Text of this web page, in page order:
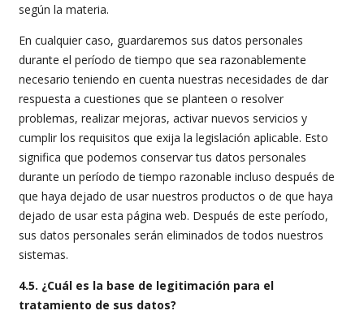
según la materia.
En cualquier caso, guardaremos sus datos personales
durante el período de tiempo que sea razonablemente
necesario teniendo en cuenta nuestras necesidades de dar
respuesta a cuestiones que se planteen o resolver
problemas, realizar mejoras, activar nuevos servicios y
cumplir los requisitos que exija la legislación aplicable. Esto
significa que podemos conservar tus datos personales
durante un período de tiempo razonable incluso después de
que haya dejado de usar nuestros productos o de que haya
dejado de usar esta página web. Después de este período,
sus datos personales serán eliminados de todos nuestros
sistemas.
4.5. ¿Cuál es la base de legitimación para el
tratamiento de sus datos?